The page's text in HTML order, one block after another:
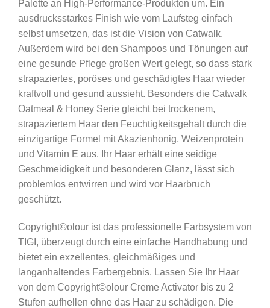
Palette an High-Performance-Produkten um. Ein
ausdrucksstarkes Finish wie vom Laufsteg einfach
selbst umsetzen, das ist die Vision von Catwalk.
Außerdem wird bei den Shampoos und Tönungen auf
eine gesunde Pflege großen Wert gelegt, so dass stark
strapaziertes, poröses und geschädigtes Haar wieder
kraftvoll und gesund aussieht. Besonders die Catwalk
Oatmeal & Honey Serie gleicht bei trockenem,
strapaziertem Haar den Feuchtigkeitsgehalt durch die
einzigartige Formel mit Akazienhonig, Weizenprotein
und Vitamin E aus. Ihr Haar erhält eine seidige
Geschmeidigkeit und besonderen Glanz, lässt sich
problemlos entwirren und wird vor Haarbruch
geschützt.
Copyright©olour ist das professionelle Farbsystem von
TIGI, überzeugt durch eine einfache Handhabung und
bietet ein exzellentes, gleichmäßiges und
langanhaltendes Farbergebnis. Lassen Sie Ihr Haar
von dem Copyright©olour Creme Activator bis zu 2
Stufen aufhellen ohne das Haar zu schädigen. Die